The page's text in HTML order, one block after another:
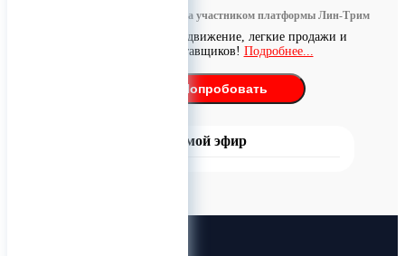
Информация размещена участником платформы Лин-Трим
Бесплатное продвижение, легкие продажи и
поиск поставщиков! Подробнее...
Попробовать
Прямой эфир